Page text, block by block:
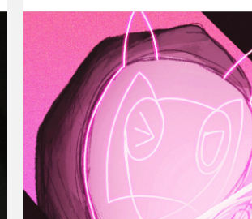
パパラチア・デルタブレード